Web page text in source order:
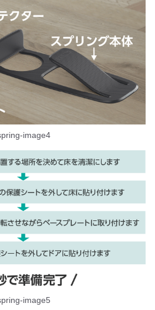
image4
image5